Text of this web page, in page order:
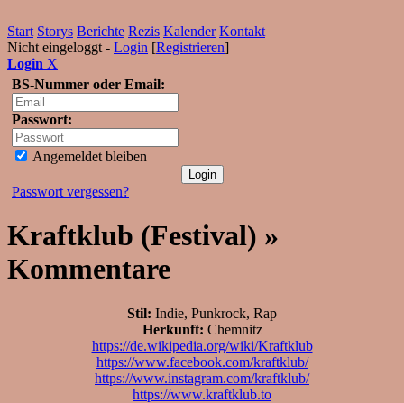
Start Storys Berichte Rezis Kalender Kontakt
Nicht eingeloggt - Login [Registrieren]
Login X
BS-Nummer oder Email:
Passwort:
Angemeldet bleiben
Passwort vergessen?
Kraftklub (Festival) »
Kommentare
Stil: Indie, Punkrock, Rap
Herkunft: Chemnitz
https://de.wikipedia.org/wiki/Kraftklub
https://www.facebook.com/kraftklub/
https://www.instagram.com/kraftklub/
https://www.kraftklub.to